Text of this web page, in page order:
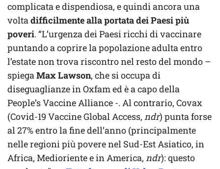
complicata e dispendiosa, e quindi ancora una
voltadifficilmente alla portata dei Paesi più
poveri. “L’urgenza dei Paesi ricchi di vaccinare
puntando a coprire la popolazione adulta entro
l’estate non trova riscontro nel resto del mondo –
spiegaMax Lawson, che si occupa di
diseguaglianze in Oxfam ed è a capo della
People’s Vaccine Alliance -. Al contrario, Covax
(Covid-19 Vaccine Global Access, ndr) punta forse
al 27% entro la fine dell’anno (principalmente
nelle regioni più povere nel Sud-Est Asiatico, in
Africa, Medioriente e in America, ndr): questo